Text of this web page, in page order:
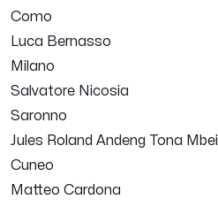
Como
Luca Bernasso
Milano
Salvatore Nicosia
Saronno
Jules Roland Andeng Tona Mbei
Cuneo
Matteo Cardona